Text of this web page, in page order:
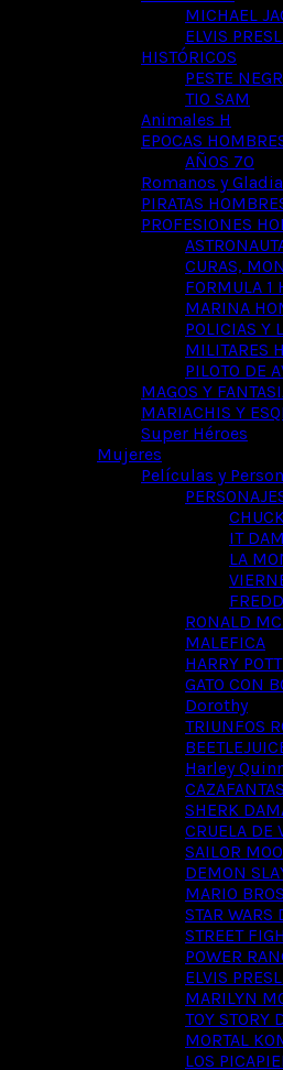
MICHAEL
ELVIS
HISTÓRICOS
PESTE
TIO SAM
Animales H
EPOCAS
AÑOS 70
Romanos y
PIRATAS
PROFESIONES
CURAS,
FORMULA 1
MARINA
POLICIAS Y
MILITARES
PILOTO DE
MAGOS Y
MARIACHIS Y
Super Héroes
Mujeres
Películas y
IT
LA
RONALD
MALEFICA
HARRY
GATO CON
Dorothy
TRIUNFOS
Harley
SHERK
CRUELA DE
SAILOR
DEMON
MARIO
STAR WARS
STREET
POWER
ELVIS
MARILYN
TOY STORY
MORTAL
LOS